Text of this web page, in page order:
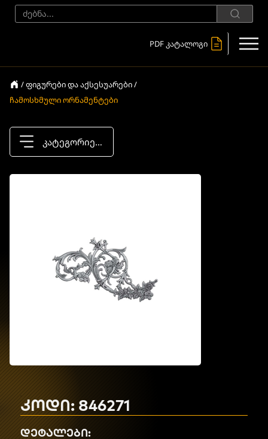
PDF კატალოგი
/ ფიგურები და აქსესუარები /
ჩამოსხმული ორნამენტები
კატეგორიები
კოდი: 846271
დეტალები: